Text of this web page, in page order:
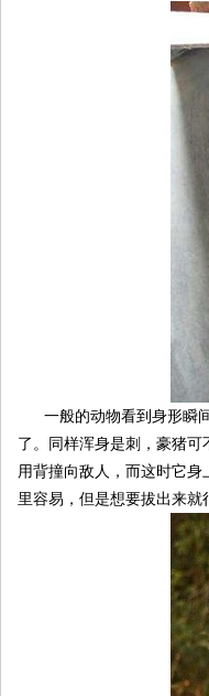
一般的动物看到身形瞬间
了。同样浑身是刺，豪猪
用背撞向敌人，而这时它
里容易，但是想要拔出来就